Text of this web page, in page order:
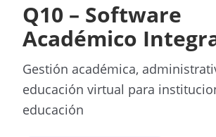
Q10 – Software
Académico
Gestión académica,
educación virtual para
educación